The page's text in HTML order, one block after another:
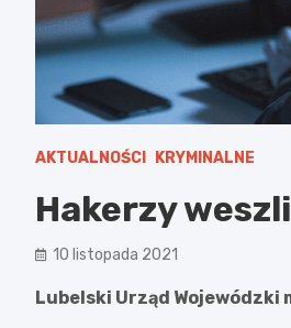
AKTUALNOŚCI KRYMINALNE
Hakerzy
10 listopada 2021
Lubelski Urząd